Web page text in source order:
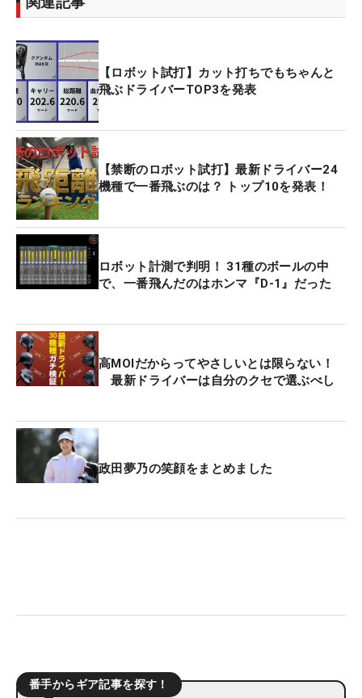
【ロボット試打】カット打ちでもちゃんと
飛ぶドライバーTOP3を発表
【禁断のロボット試打】最新ドライバー24
機種で一番飛ぶのは？ トップ10を発表！
ロボット計測で判明！ 31種のボールの中
で、一番飛んだのはホンマ『D-1』だった
高MOIだからってやさしいとは限らない！
最新ドライバーは自分のクセで選ぶべし
政田夢乃の笑顔をまとめました
番手からギア記事を探す！